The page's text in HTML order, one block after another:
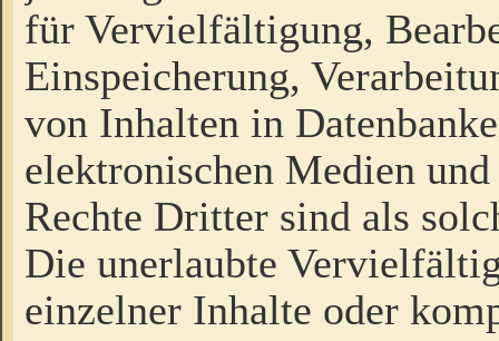
für Vervielfältigung,
Einspeicherung,
von Inhalten in
elektronischen Medien
Rechte Dritter sind als
Die unerlaubte
einzelner Inhalte oder